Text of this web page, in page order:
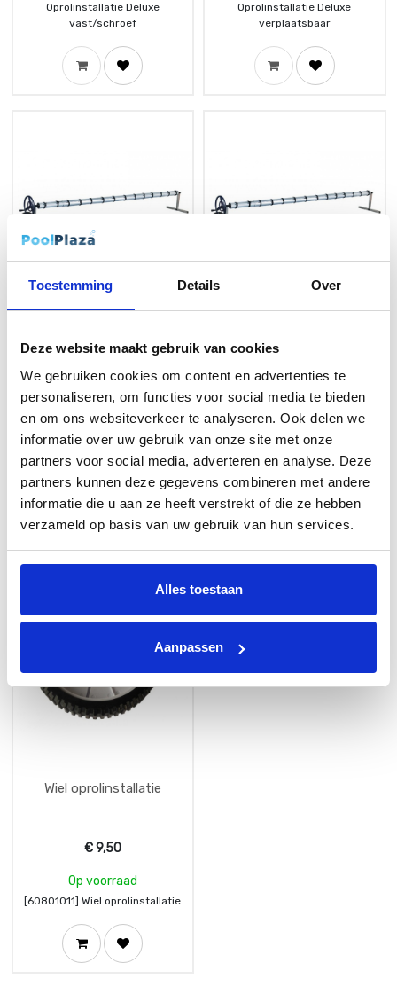
Toestemming Details Over
Deze website maakt gebruik van cookies
We gebruiken cookies om content en advertenties te
personaliseren, om functies voor social media te bieden
en om ons websiteverkeer te analyseren. Ook delen we
informatie over uw gebruik van onze site met onze
partners voor social media, adverteren en analyse. Deze
partners kunnen deze gegevens combineren met andere
informatie die u aan ze heeft verstrekt of die ze hebben
verzameld op basis van uw gebruik van hun services.
Alles toestaan
Aanpassen
Oprolinstallatie Deluxe
vast/schroef
Oprolinstallatie Deluxe
verplaatsbaar
Oprolinstallatie 100 mm
€299,00
Op voorraad
[60801015] Oprolinstallatie 100
Oprolinstallatie 90 mm
€259,00
Op voorraad
[60801010] Oprolinstallatie 90
Wiel oprolinstallatie
€9,50
Op voorraad
[60801011] Wiel oprolinstallatie